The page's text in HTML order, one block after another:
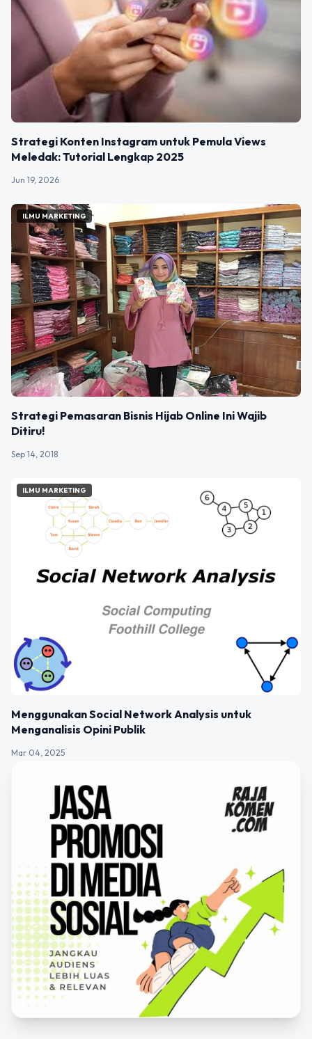
Strategi Konten Instagram untuk Pemula Views
Meledak: Tutorial Lengkap 2025
Jun 19, 2026
ILMU MARKETING
Strategi Pemasaran Bisnis Hijab Online Ini Wajib
Ditiru!
Sep 14, 2018
ILMU MARKETING
Menggunakan Social Network Analysis untuk
Menganalisis Opini Publik
Mar 04, 2025